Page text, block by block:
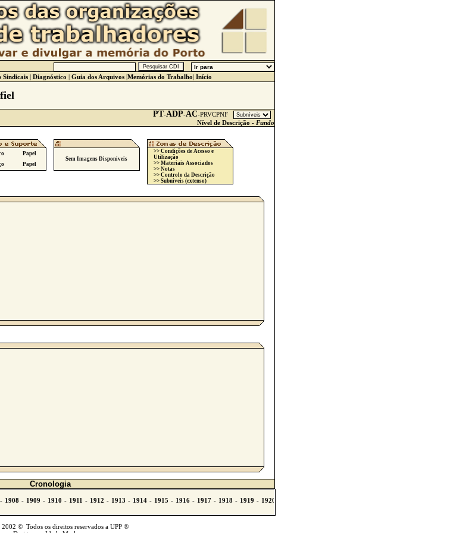
Sindicais| Diagnóstico | Guia dos Arquivos|Memórias do Trabalho| Início
PT-ADP-AC-PRVCPNF
Nível de Descrição - Fundo
Papel
Papel
Sem Imagens Disponiveis
>> Condições de Acesso e
Utilização
>> Materiais Associados
>> Notas
>> Controlo da Descrição
>> Subníveis (extenso)
Cronologia
© Todos os direitos reservados a UPP ®